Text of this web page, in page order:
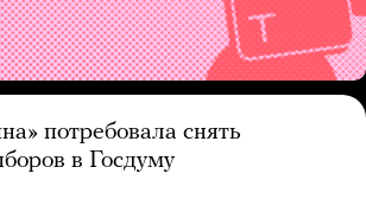
потребовала снять
в Госдуму